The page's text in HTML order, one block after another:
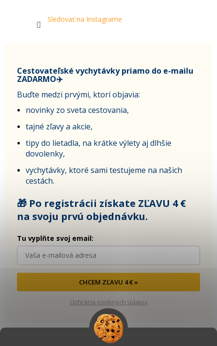
Sledovať na Instagrame
Cestovateľské vychytávky priamo do e-mailu
ZADARMO✈️
Buďte medzi prvými, ktorí objavia:
novinky zo sveta cestovania,
tajné zľavy a akcie,
tipy do lietadla, na krátke výlety aj dlhšie
dovolenky,
vychytávky, ktoré sami testujeme na našich
cestách.
🎁 Po registrácii získate ZĽAVU 4 €
na svoju prvú objednávku.
Tu vyplňte svoj email:
CHCEM ZĽAVU 4 € »
Ochrana osobných údajov